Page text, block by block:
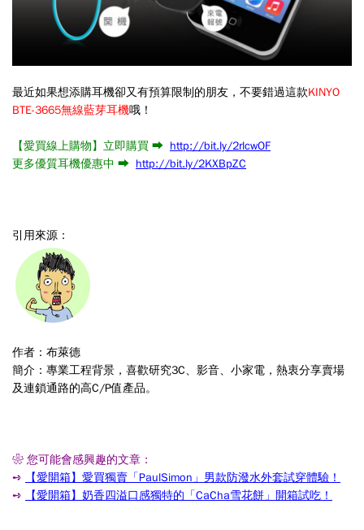
最近如果想添購耳機卻又有預算限制的朋友，不要錯過這款KINYO
BTE-3665無線藍芽耳機哦！
【愛買線上購物】立即購買 ➡ http://bit.ly/2rlcwOF
更多優質耳機優惠中 ➡ http://bit.ly/2KXBpZC
引用來源：
作者：布萊德
簡介：專業工程背景，喜歡研究3C、影音、小家電，熱衷分享賣場
及連鎖通路的高C/P值產品。
❀ 您可能會感興趣的文章：
➺
【愛開箱】愛買獨賣「PaulSimon」男款防潑水外套試穿體驗！
➺
【愛開箱】奶香四溢口感獨特的「CaCha雪花餅」開箱試吃！